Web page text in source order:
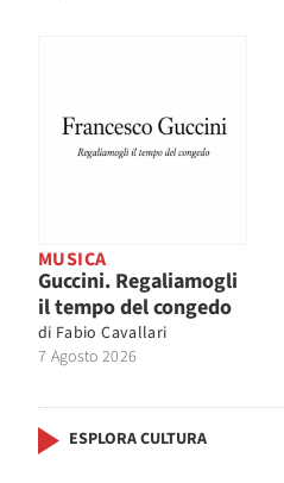
MUSICA
Guccini. Regaliamogli
il tempo del congedo
di Fabio Cavallari
7 Agosto 2026
ESPLORA CULTURA